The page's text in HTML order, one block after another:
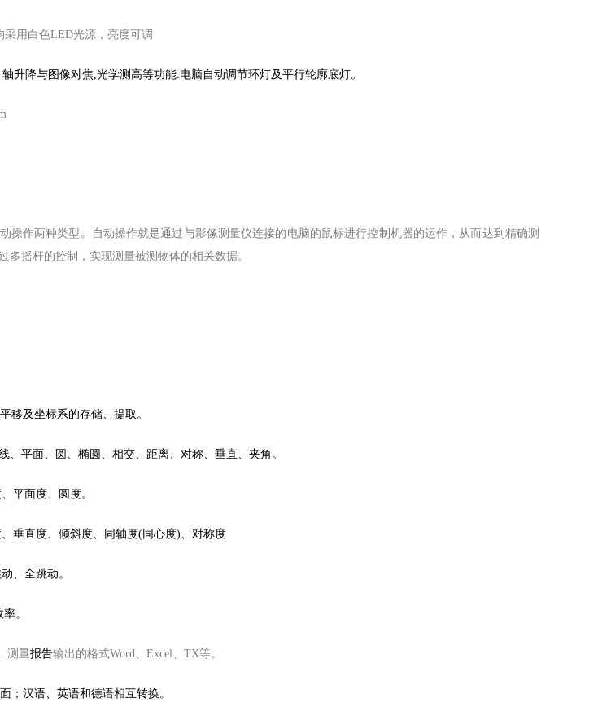
用白色LED光源，亮度可调
升降与图像对焦,光学测高等功能.电脑自动调节环灯及平行轮廓底灯。
操作两种类型。自动操作就是通过与影像测量仪连接的电脑的鼠标进行控制机器的运作，从而达到精确测
多摇杆的控制，实现测量被测物体的相关数据。
及坐标系的存储、提取。
平面、圆、椭圆、相交、距离、对称、垂直、夹角。
面度、圆度。
直度、倾斜度、同轴度(同心度)、对称度
跳动。
。
测量报告输出的格式Word、Excel、TX等。
；汉语、英语和德语相互转换。